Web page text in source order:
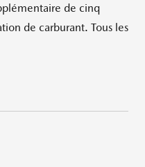
de cinq
de carburant. Tous les